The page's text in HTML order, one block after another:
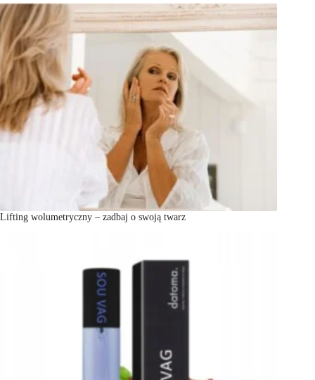
Lifting wolumetryczny – zadbaj o swoją twarz